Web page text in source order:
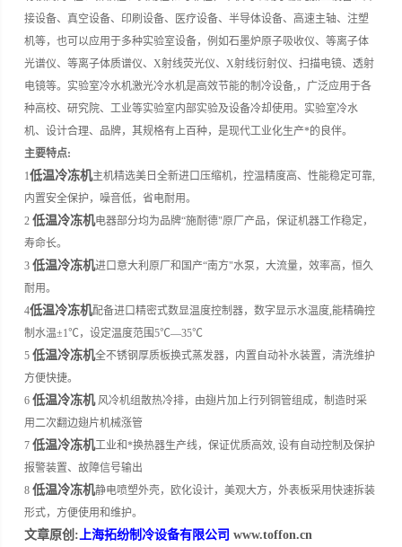
接设备、真空设备、印刷设备、医疗设备、半导体设备、高速主轴、注塑
机等，也可以应用于多种实验室设备，例如石墨炉原子吸收仪、等离子体
光谱仪、等离子体质谱仪、X射线荧光仪、X射线衍射仪、扫描电镜、透射
电镜等。 实验室冷水机激光冷水机是高效节能的制冷设备,，广泛应用于各
种高校、研究院、工业等实验室内部实验及设备冷却使用。 实验室冷水
机、设计合理、品牌，其规格有上百种，是现代工业化生产*的良伴。
主要特点:
1低温冷冻机主机精选美日全新进口压缩机，控温精度高、性能稳定可靠,
内置安全保护，噪音低，省电耐用。
2低温冷冻机电器部分均为品牌“施耐德"原厂产品，保证机器工作稳定，
寿命长。
3低温冷冻机进口意大利原厂和国产“南方"水泵，大流量，效率高，恒久
耐用。
4低温冷冻机配备进口精密式数显温度控制器，数字显示水温度,能精确控
制水温±1℃，设定温度范围5℃—35℃
5 低温冷冻机全不锈钢厚质板换式蒸发器，内置自动补水装置，清洗维护
方便快捷。
6 低温冷冻机 风冷机组散热冷排，由翅片加上行列铜管组成，制造时采
用二次翻边翅片机械涨管
7低温冷冻机工业和*换热器生产线，保证优质高效, 设有自动控制及保护
报警装置、故障信号输出
8低温冷冻机静电喷塑外壳，欧化设计，美观大方，外表板采用快速拆装
形式，方便使用和维护。
文章原创:上海拓纷制冷设备有限公司 www.toffon.cn